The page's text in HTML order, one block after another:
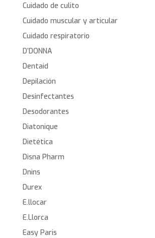
Cuidado de culito
Cuidado muscular y articular
Cuidado respiratorio
D’DONNA
Dentaid
Depilación
Desinfectantes
Desodorantes
Diatonique
Dietética
Disna Pharm
Dnins
Durex
E.llocar
E.Llorca
Easy Paris